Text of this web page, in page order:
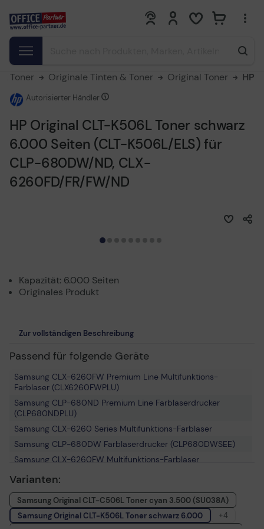
0 0
Toner Originale Tinten & Toner Original Toner HP
HP Original CLT-K506L Toner schwarz
6.000 Seiten (CLT-K506L/ELS) für
CLP-680DW/ND, CLX-
6260FD/FR/FW/ND
Autorisierter Händler
Kapazität: 6.000 Seiten
Originales Produkt
Zur vollständigen Beschreibung
Passend für folgende Geräte
Samsung CLX-6260FW Premium Line Multifunktions-
Farblaser (CLX6260FWPLU)
Samsung CLP-680ND Premium Line Farblaserdrucker
(CLP680NDPLU)
Samsung CLX-6260 Series Multifunktions-Farblaser
Samsung CLP-680DW Farblaserdrucker (CLP680DWSEE)
Samsung CLX-6260FW Multifunktions-Farblaser
Samsung CLP-680ND Farblaserdrucker (CLP680NDSEE)
Samsung CLX-6260FR Premium Line Multifunktions-
Farblaser (CLX6260FRPLU)
Samsung CLX-6260FD Multifunktions-Farblaser
Varianten:
Samsung Original CLT-C506L Toner cyan 3.500 (SU038A)
Samsung Original CLT-K506L Toner schwarz 6.000
+4